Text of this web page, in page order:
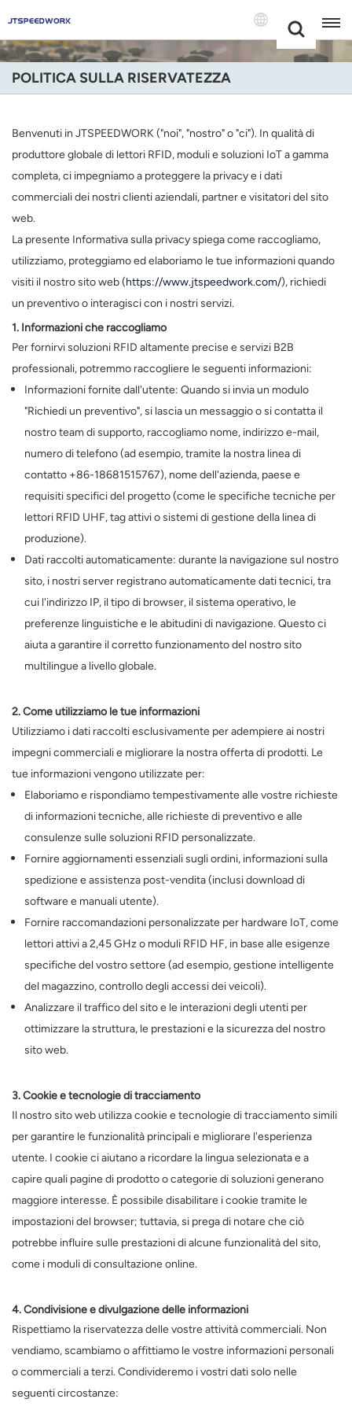
+86 -18681515767
English
Français
Русский
Italiano
Português
Nederland
日语
한국어
Ελληνικά
Melayu
แบบไทย
norsk
magyar
POLITICA SULLA RISERVATEZZA
Benvenuti in JTSPEEDWORK ("noi", "nostro" o "ci"). In qualità di
produttore globale di lettori RFID, moduli e soluzioni IoT a gamma
completa, ci impegniamo a proteggere la privacy e i dati
commerciali dei nostri clienti aziendali, partner e visitatori del sito
web.
La presente Informativa sulla privacy spiega come raccogliamo,
utilizziamo, proteggiamo ed elaboriamo le tue informazioni quando
visiti il ​​nostro sito web (https://www.jtspeedwork.com/), richiedi
un preventivo o interagisci con i nostri servizi.
1. Informazioni che raccogliamo
Per fornirvi soluzioni RFID altamente precise e servizi B2B
professionali, potremmo raccogliere le seguenti informazioni:
Informazioni fornite dall'utente: Quando si invia un modulo
"Richiedi un preventivo", si lascia un messaggio o si contatta il
nostro team di supporto, raccogliamo nome, indirizzo e-mail,
numero di telefono (ad esempio, tramite la nostra linea di
contatto +86-18681515767), nome dell'azienda, paese e
requisiti specifici del progetto (come le specifiche tecniche per
lettori RFID UHF, tag attivi o sistemi di gestione della linea di
produzione).
Dati raccolti automaticamente: durante la navigazione sul nostro
sito, i nostri server registrano automaticamente dati tecnici, tra
cui l'indirizzo IP, il tipo di browser, il sistema operativo, le
preferenze linguistiche e le abitudini di navigazione. Questo ci
aiuta a garantire il corretto funzionamento del nostro sito
multilingue a livello globale.
2. Come utilizziamo le tue informazioni
Utilizziamo i dati raccolti esclusivamente per adempiere ai nostri
impegni commerciali e migliorare la nostra offerta di prodotti. Le
tue informazioni vengono utilizzate per:
Elaboriamo e rispondiamo tempestivamente alle vostre richieste
di informazioni tecniche, alle richieste di preventivo e alle
consulenze sulle soluzioni RFID personalizzate.
Fornire aggiornamenti essenziali sugli ordini, informazioni sulla
spedizione e assistenza post-vendita (inclusi download di
software e manuali utente).
Fornire raccomandazioni personalizzate per hardware IoT, come
lettori attivi a 2,45 GHz o moduli RFID HF, in base alle esigenze
specifiche del vostro settore (ad esempio, gestione intelligente
del magazzino, controllo degli accessi dei veicoli).
Analizzare il traffico del sito e le interazioni degli utenti per
ottimizzare la struttura, le prestazioni e la sicurezza del nostro
sito web.
3. Cookie e tecnologie di tracciamento
Il nostro sito web utilizza cookie e tecnologie di tracciamento simili
per garantire le funzionalità principali e migliorare l'esperienza
utente. I cookie ci aiutano a ricordare la lingua selezionata e a
capire quali pagine di prodotto o categorie di soluzioni generano
maggiore interesse. È possibile disabilitare i cookie tramite le
impostazioni del browser; tuttavia, si prega di notare che ciò
potrebbe influire sulle prestazioni di alcune funzionalità del sito,
come i moduli di consultazione online.
4. Condivisione e divulgazione delle informazioni
Rispettiamo la riservatezza delle vostre attività commerciali. Non
vendiamo, scambiamo o affittiamo le vostre informazioni personali
o commerciali a terzi. Condivideremo i vostri dati solo nelle
seguenti circostanze: